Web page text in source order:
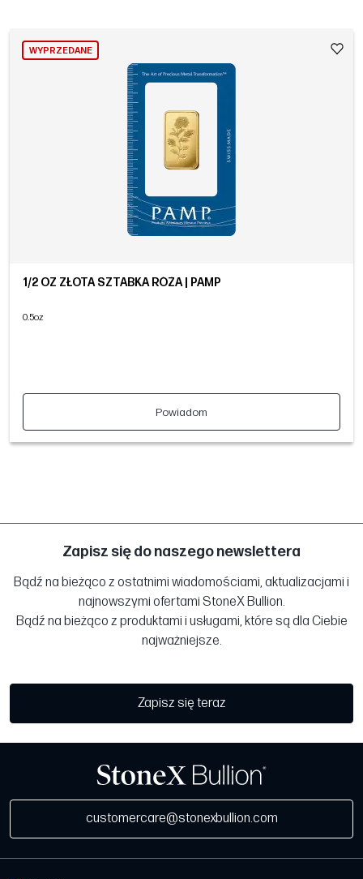
WYPRZEDANE
1/2 OZ ZŁOTA SZTABKA RÓŻA | PAMP
0.5oz
Powiadom
Zapisz się do naszego newslettera
Bądź na bieżąco z ostatnimi wiadomościami, aktualizacjami i
najnowszymi ofertami StoneX Bullion.
Bądź na bieżąco z produktami i usługami, które są dla Ciebie
najważniejsze.
Zapisz się teraz
customercare@stonexbullion.com